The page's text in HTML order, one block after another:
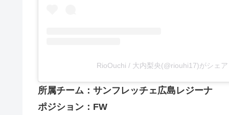
RioOuchi / 大内梨央(@riouhi17)がシェ
所属チーム：サンフレッチェ広島レジーナ
ポジション：FW